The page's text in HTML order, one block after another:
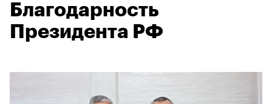
Благодарность
Президента РФ